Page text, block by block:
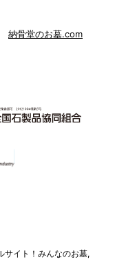
納骨堂のお墓.com
イト！みんなのお墓,